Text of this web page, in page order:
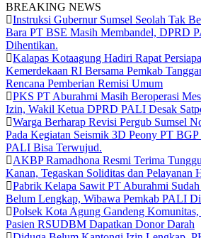
BREAKING NEWS
Instruksi Gubernur Sumsel Seolah Tak
Bara PT BSE Masih Membandel, DPRD
Dihentikan.
Kalapas Kotaagung Hadiri Rapat
Kemerdekaan RI Bersama Pemkab
Rencana Pemberian Remisi Umum
PKS PT Aburahmi Masih Beroperasi
Izin, Wakil Ketua DPRD PALI Desak
Warga Berharap Revisi Pergub Sumsel
Pada Kegiatan Seismik 3D Peony PT
PALI Bisa Terwujud.
AKBP Ramadhona Resmi Terima
Kanan, Tegaskan Soliditas dan Pelayanan
Pabrik Kelapa Sawit PT Aburahmi
Belum Lengkap, Wibawa Pemkab PALI
Polsek Kota Agung Gandeng
Pasien RSUDBM Dapatkan Donor Darah